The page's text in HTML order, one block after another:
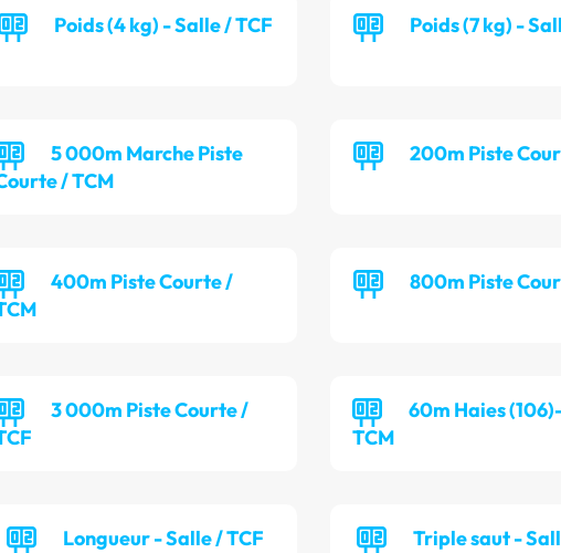
Poids (4 kg) - Salle / TCF Poids (7 kg) -
5 000m Marche Piste
/ TCM
200m Piste
400m Piste Courte /
800m Piste
3 000m Piste Courte /
60m Haies
TCM
Longueur - Salle / TCF Triple saut -